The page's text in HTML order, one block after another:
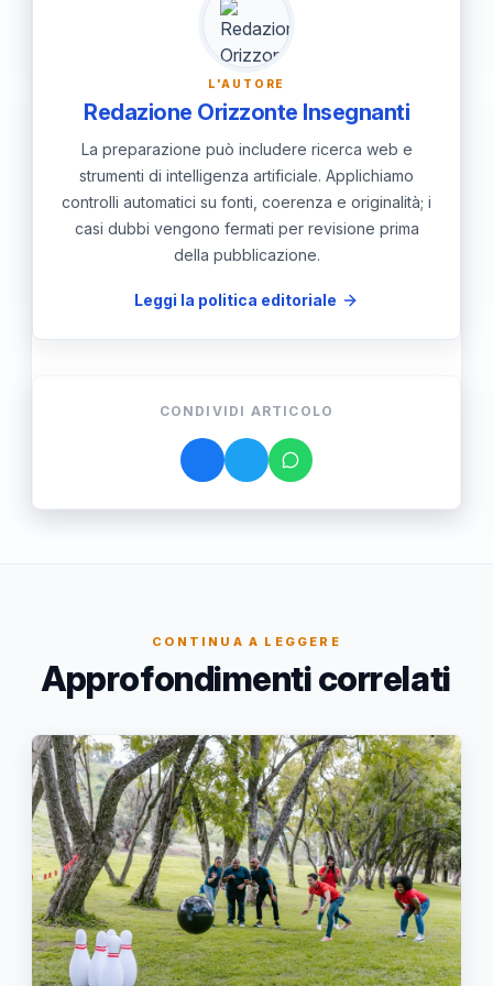
clima di positività e rafforza i legami,
migliorando il benessere collettivo.
L'AUTORE
Redazione Orizzonte Insegnanti
La preparazione può includere ricerca web e
strumenti di intelligenza artificiale. Applichiamo
controlli automatici su fonti, coerenza e originalità; i
casi dubbi vengono fermati per revisione prima
della pubblicazione.
Leggi la politica editoriale
CONDIVIDI ARTICOLO
CONTINUA A LEGGERE
Approfondimenti correlati